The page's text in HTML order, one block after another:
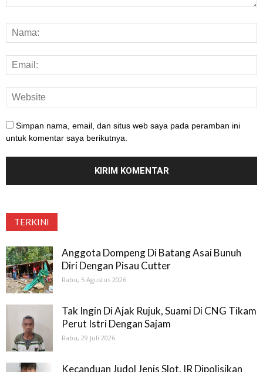
Simpan nama, email, dan situs web saya pada peramban ini
untuk komentar saya berikutnya.
TERKINI
Anggota Dompeng Di Batang Asai Bunuh
Diri Dengan Pisau Cutter
Rabu, 5 Agustus 2026
Tak Ingin Di Ajak Rujuk, Suami Di CNG Tikam
Perut Istri Dengan Sajam
Rabu, 29 Juli 2026
Kecanduan Judol Jenis Slot, IR Dipolisikan